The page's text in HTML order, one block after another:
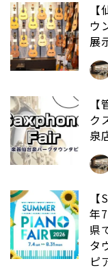
ウ
展
ク
泉
年
県
タ
ピ